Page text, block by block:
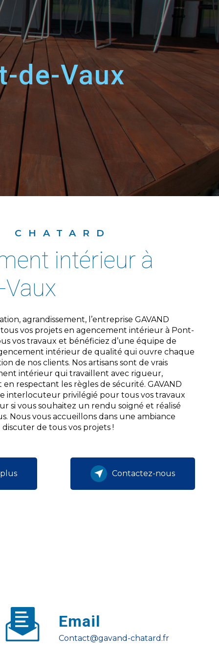
de-Vaux
CHATARD
tous vos projets en agencement intérieur à Pont-
vos travaux et bénéficiez d’une équipe de
intérieur de qualité qui ouvre chaque
de nos clients. Nos artisans sont de vrais
intérieur qui travaillent avec rigueur,
en respectant les règles de sécurité. GAVAND
interlocuteur privilégié pour tous vos travaux
si vous souhaitez un rendu soigné et réalisé
Nous vous accueillons dans une ambiance
de tous vos projets !
Contactez-nous
Email
contact@gavand-chatard.fr